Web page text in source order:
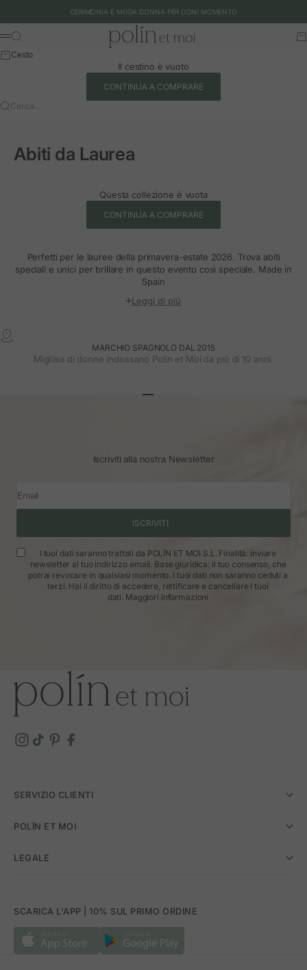
CERIMONIA E MODA DONNA PER OGNI MOMENTO
Polín et moi - EU
Menu
Cerca
Cesto
Il cestino è vuoto
CONTINUA A COMPRARE
Cerca…
Abiti da Laurea
Questa collezione è vuota
CONTINUA A COMPRARE
Perfetti per le lauree della primavera-estate 2026. Trova abiti
speciali e unici per brillare in questo evento così speciale. Made in
Spain
Leggi di più
MARCHIO SPAGNOLO DAL 2015
Migliaia di donne indossano Polin et Moi da più di 10 anni.
Iscriviti alla nostra Newsletter
Email
ISCRIVITI
I tuoi dati saranno trattati da POLÍN ET MOI S.L. Finalità: inviare
newsletter al tuo indirizzo email. Base giuridica: il tuo consenso, che
potrai revocare in qualsiasi momento. I tuoi dati non saranno ceduti a
terzi. Hai il diritto di accedere, rettificare e cancellare i tuoi
dati. Maggiori informazioni
SERVIZIO CLIENTI
POLÍN ET MOI
LEGALE
SCARICA L'APP | 10% SUL PRIMO ORDINE